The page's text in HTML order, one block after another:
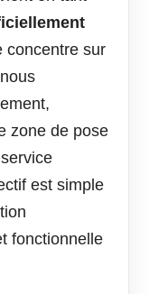
concentre sur
zone de pose
est simple
fonctionnelle